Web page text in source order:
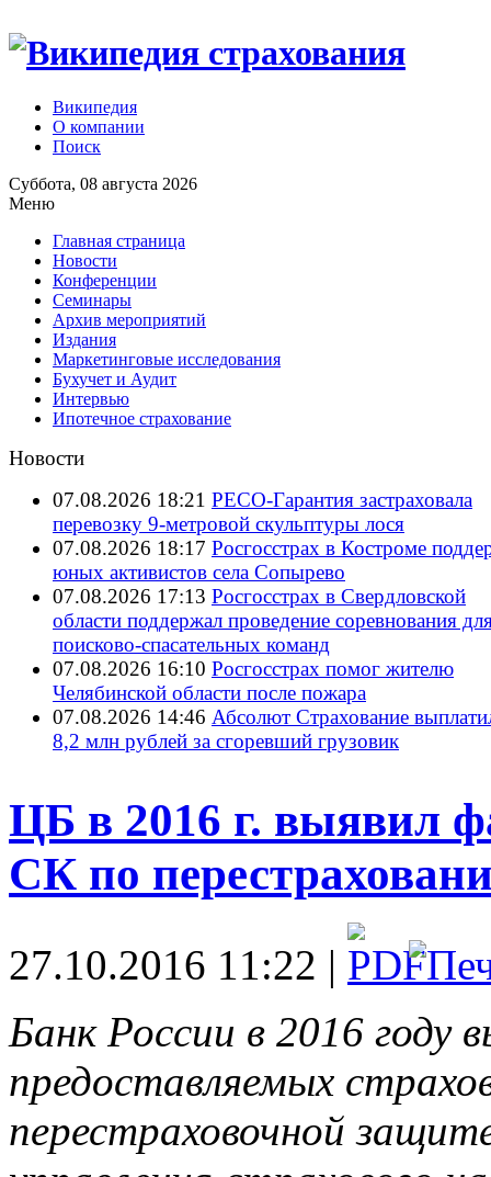
Википедия
О компании
Поиск
Суббота, 08 августа 2026
Меню
Главная страница
Новости
Конференции
Семинары
Архив мероприятий
Издания
Маркетинговые исследования
Бухучет и Аудит
Интервью
Ипотечное страхование
Новости
07.08.2026 18:21 РЕСО-Гарантия застраховала
перевозку 9-метровой скульптуры лося
07.08.2026 18:17 Росгосстрах в Костроме
юных активистов села Сопырево
07.08.2026 17:13 Росгосстрах в Свердловской
области поддержал проведение соревнования
поисково‑спасательных команд
07.08.2026 16:10 Росгосстрах помог жителю
Челябинской области после пожара
07.08.2026 14:46 Абсолют Страхование
8,2 млн рублей за сгоревший грузовик
ЦБ в 2016 г. выявил
СК по
27.10.2016 11:22 |
Банк России в 2016 году
предоставляемых
перестраховочной